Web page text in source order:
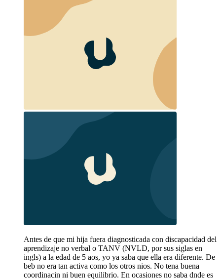
Antes de que mi hija fuera diagnosticada con discapacidad del
aprendizaje no verbal o TANV (NVLD, por sus siglas en
ingls) a la edad de 5 aos, yo ya saba que ella era diferente. De
beb no era tan activa como los otros nios. No tena buena
coordinacin ni buen equilibrio. En ocasiones no saba dnde es